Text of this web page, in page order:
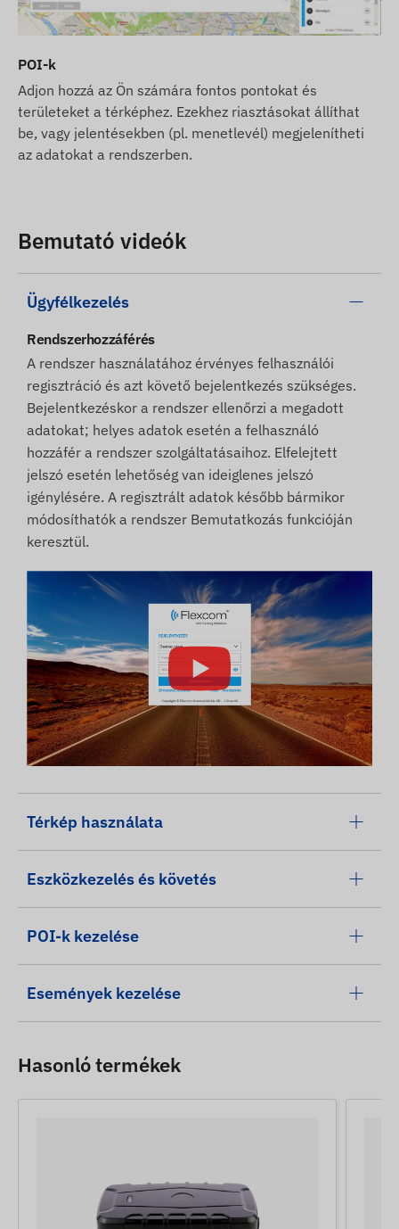
POI-k
Adjon hozzá az Ön számára fontos pontokat és
területeket a térképhez. Ezekhez riasztásokat állíthat
be, vagy jelentésekben (pl. menetlevél) megjelenítheti
az adatokat a rendszerben.
Bemutató videók
Ügyfélkezelés
Rendszerhozzáférés
A rendszer használatához érvényes felhasználói
regisztráció és azt követő bejelentkezés szükséges.
Bejelentkezéskor a rendszer ellenőrzi a megadott
adatokat; helyes adatok esetén a felhasználó
hozzáfér a rendszer szolgáltatásaihoz. Elfelejtett
jelszó esetén lehetőség van ideiglenes jelszó
igénylésére. A regisztrált adatok később bármikor
módosíthatók a rendszer Bemutatkozás funkcióján
keresztül.
Térkép használata
Eszközkezelés és követés
POI-k kezelése
Események kezelése
Hasonló termékek